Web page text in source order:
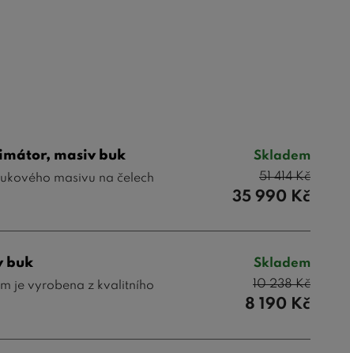
masiv buk
masivu na čelech
Skladem
51 414Kč
35 990 Kč
buk
je vyrobena z kvalitního
Skladem
10 238Kč
8 190 Kč